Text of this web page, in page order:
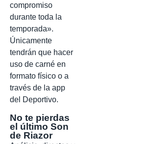
compromiso
durante toda la
temporada».
Únicamente
tendrán que hacer
uso de carné en
formato físico o a
través de la app
del Deportivo.
No te pierdas
el último Son
de Riazor